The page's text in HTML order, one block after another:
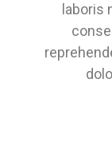
laboris